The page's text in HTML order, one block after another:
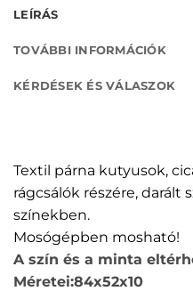
LEÍRÁS
TOVÁBBI INFORMÁCIÓK
KÉRDÉSEK ÉS VÁLASZOK
Textil párna kutyusok,
rágcsálók részére, darált
színekben.
Mosógépben mosható!
A szín és a minta
Méretei:84x52x10